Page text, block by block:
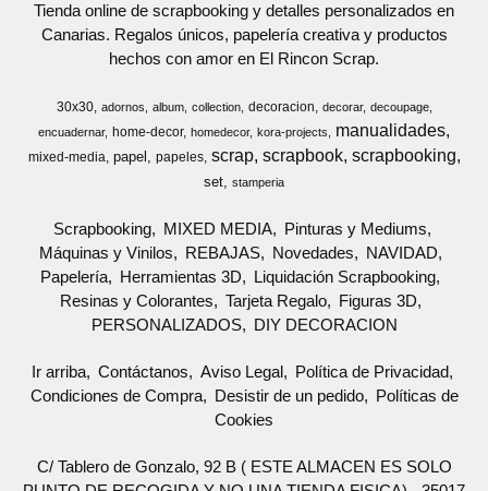
Tienda online de scrapbooking y detalles personalizados en
Canarias. Regalos únicos, papelería creativa y productos
hechos con amor en El Rincon Scrap.
30x30 adornos album collection decoracion decorar
decoupage
encuadernar
home-decor homedecor kora-projects manualidades
mixed-media papel papeles scrap scrapbook scrapbooking
set stamperia
Scrapbooking MIXED MEDIA
Pinturas y Mediums
Máquinas y Vinilos
REBAJAS Novedades
NAVIDAD
Papelería
Herramientas 3D
Liquidación Scrapbooking
Resinas y Colorantes
Tarjeta Regalo
Figuras 3D
PERSONALIZADOS
DIY DECORACION
Ir arriba Contáctanos Aviso Legal
Política de Privacidad
Condiciones de Compra
Desistir de un pedido
Políticas de
Cookies
C/ Tablero de Gonzalo, 92 B ( ESTE ALMACEN ES SOLO